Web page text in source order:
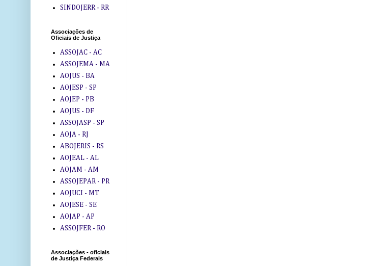
SINDOJERR - RR
Associações de
Oficiais de Justiça
ASSOJAC - AC
ASSOJEMA - MA
AOJUS - BA
AOJESP - SP
AOJEP - PB
AOJUS - DF
ASSOJASP - SP
AOJA - RJ
ABOJERIS - RS
AOJEAL - AL
AOJAM - AM
ASSOJEPAR - PR
AOJUCI - MT
AOJESE - SE
AOJAP - AP
ASSOJFER - RO
Associações - oficiais
de Justiça Federais